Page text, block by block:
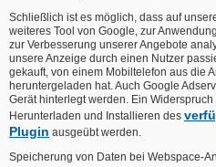
Schließlich ist es möglich, dass auf
weiteres Tool von Google, zur
zur Verbesserung unserer Angebote
unsere Anzeige durch einen Nutzer
gekauft, von einem Mobiltelefon aus die
heruntergeladen hat. Auch Google
Gerät hinterlegt werden. Ein
Herunterladen und Installieren des
Plugin ausgeübt werden.
Speicherung von Daten bei Webspace-